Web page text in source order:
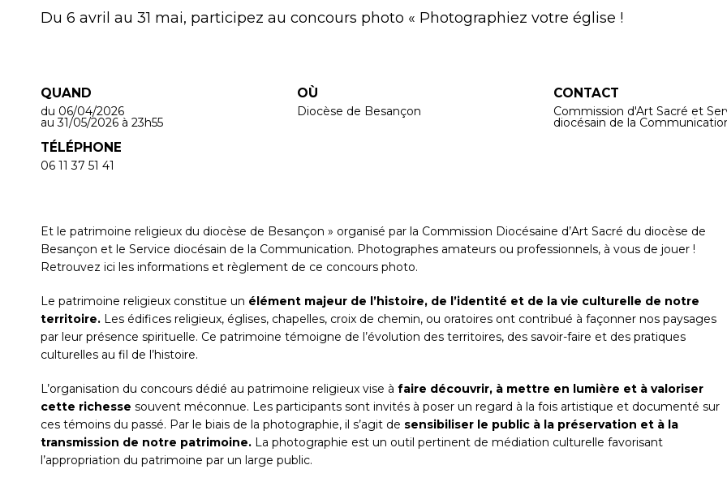
Du 6 avril au 31 mai, participez au concours photo « Photographiez votre église !
QUAND
du 06/04/2026
au 31/05/2026 à 23h55
OÙ
Diocèse de Besançon
CONTACT
Commission d'Art Sacré et
diocésain de la
TÉLÉPHONE
06 11 37 51 41
Et le patrimoine religieux du diocèse de Besançon » organisé par la Commission Diocésaine d’Art Sacré du diocèse de
Besançon et le Service diocésain de la Communication. Photographes amateurs ou professionnels, à vous de jouer !
Retrouvez ici les informations et règlement de ce concours photo.
Le patrimoine religieux constitue un élément majeur de l’histoire, de l’identité et de la vie culturelle de notre
territoire. Les édifices religieux, églises, chapelles, croix de chemin, ou oratoires ont contribué à façonner nos paysages
par leur présence spirituelle. Ce patrimoine témoigne de l’évolution des territoires, des savoir-faire et des pratiques
culturelles au fil de l’histoire.
L’organisation du concours dédié au patrimoine religieux vise à faire découvrir, à mettre en lumière et à valoriser
cette richesse souvent méconnue. Les participants sont invités à poser un regard à la fois artistique et documenté sur
ces témoins du passé. Par le biais de la photographie, il s’agit de sensibiliser le public à la préservation et à la
transmission de notre patrimoine. La photographie est un outil pertinent de médiation culturelle favorisant
l’appropriation du patrimoine par un large public.